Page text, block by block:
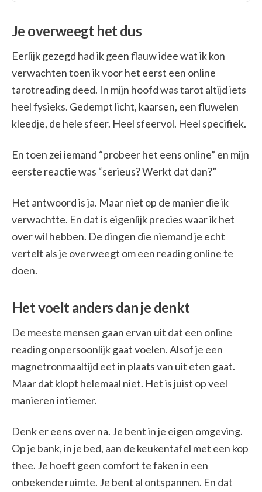
Je overweegt het dus
Eerlijk gezegd had ik geen flauw idee wat ik kon
verwachten toen ik voor het eerst een online
tarotreading deed. In mijn hoofd was tarot altijd iets
heel fysieks. Gedempt licht, kaarsen, een fluwelen
kleedje, de hele sfeer. Heel sfeervol. Heel specifiek.
En toen zei iemand “probeer het eens online” en mijn
eerste reactie was “serieus? Werkt dat dan?”
Het antwoord is ja. Maar niet op de manier die ik
verwachtte. En dat is eigenlijk precies waar ik het
over wil hebben. De dingen die niemand je echt
vertelt als je overweegt om een reading online te
doen.
Het voelt anders dan je denkt
De meeste mensen gaan ervan uit dat een online
reading onpersoonlijk gaat voelen. Alsof je een
magnetronmaaltijd eet in plaats van uit eten gaat.
Maar dat klopt helemaal niet. Het is juist op veel
manieren intiemer.
Denk er eens over na. Je bent in je eigen omgeving.
Op je bank, in je bed, aan de keukentafel met een kop
thee. Je hoeft geen comfort te faken in een
onbekende ruimte. Je bent al ontspannen. En dat